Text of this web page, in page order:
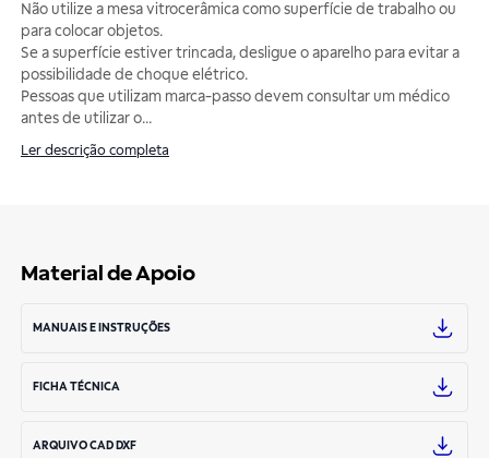
Não utilize a mesa vitrocerâmica como superfície de trabalho ou
para colocar objetos.
Se a superfície estiver trincada, desligue o aparelho para evitar a
possibilidade de choque elétrico.
Pessoas que utilizam marca-passo devem consultar um médico
antes de utilizar o...
Ler descrição completa
Material de Apoio
MANUAIS E INSTRUÇÕES
FICHA TÉCNICA
ARQUIVO CAD DXF